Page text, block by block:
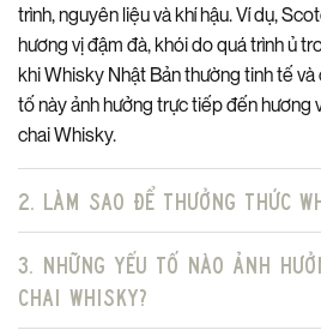
trình, nguyên liệu và khí hậu. Ví dụ,
hương vị đậm đà, khói do quá trình ủ
khi Whisky Nhật Bản thường tinh tế
tố này ảnh hưởng trực tiếp đến hương
chai Whisky.
2. Làm sao để thưởng thức
3. Những yếu tố nào ảnh
chai Whisky?